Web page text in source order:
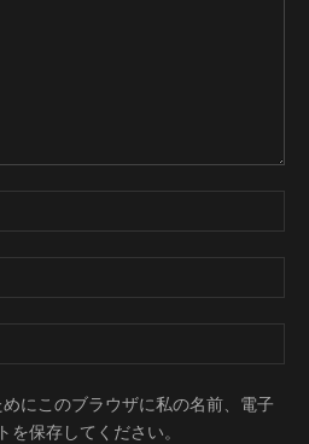
にこのブラウザに私の名前、電子
を保存してください。